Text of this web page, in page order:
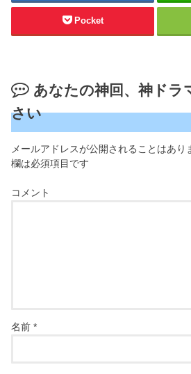
Pocket
あなたの神回、神ドラ
さい
メールアドレスが公開されることはあり
欄は必須項目です
コメント
名前*